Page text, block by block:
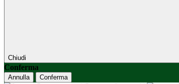
Chiudi
Conferma
Annulla Conferma